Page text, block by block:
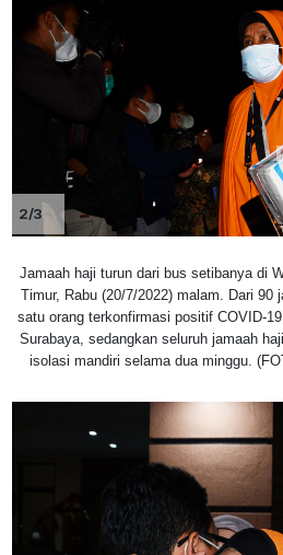
2/3
Jamaah haji turun dari bus setibanya di
Timur, Rabu (20/7/2022) malam. Dari 90
satu orang terkonfirmasi positif COVID-
Surabaya, sedangkan seluruh jamaah
isolasi mandiri selama dua minggu.